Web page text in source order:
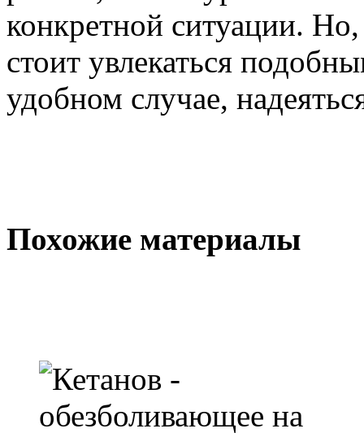
конкретной ситуации.
стоит увлекаться
удобном случае,
Похожие материалы